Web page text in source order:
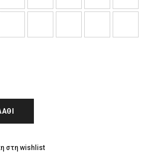
στη wishlist